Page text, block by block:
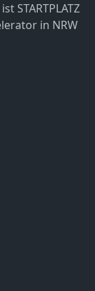
STARTPLATZ
in NRW